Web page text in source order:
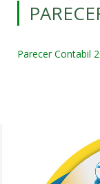
Parecer Contabil